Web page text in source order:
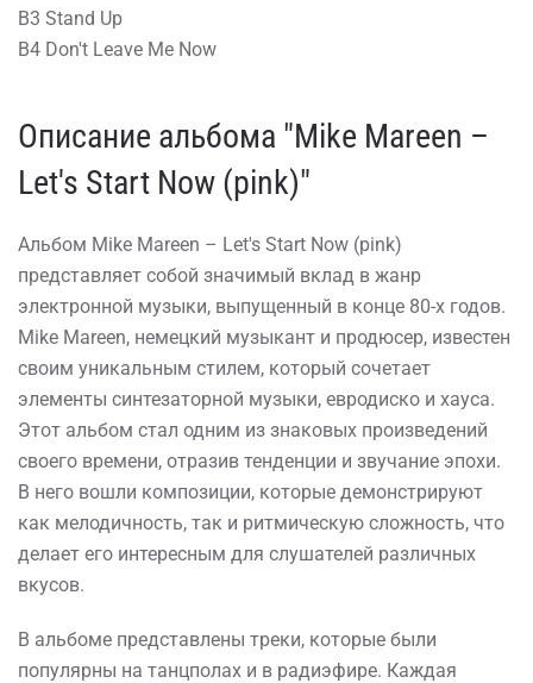
B3 Stand Up
B4 Don't Leave Me Now
Описание альбома "Mike Mareen –
Let's Start Now (pink)"
Альбом Mike Mareen – Let's Start Now (pink)
представляет собой значимый вклад в жанр
электронной музыки, выпущенный в конце 80-х годов.
Mike Mareen, немецкий музыкант и продюсер, известен
своим уникальным стилем, который сочетает
элементы синтезаторной музыки, евродиско и хауса.
Этот альбом стал одним из знаковых произведений
своего времени, отразив тенденции и звучание эпохи.
В него вошли композиции, которые демонстрируют
как мелодичность, так и ритмическую сложность, что
делает его интересным для слушателей различных
вкусов.
В альбоме представлены треки, которые были
популярны на танцполах и в радиэфире. Каждая